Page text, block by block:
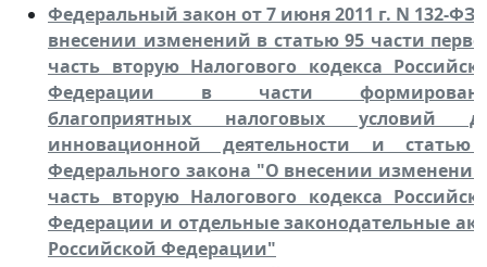
Федеральный закон от 7 июня 2011 г. N 132-ФЗ
внесении изменений в статью 95 части
часть вторую Налогового кодекса
Федерации в части
благоприятных налоговых условий
инновационной деятельности и статью
Федерального закона "О внесении
часть вторую Налогового кодекса
Федерации и отдельные законодательные
Российской Федерации"